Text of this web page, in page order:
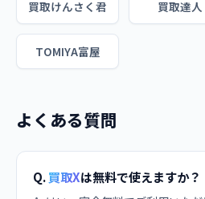
買取けんさく君 買取達人
TOMIYA富屋
よくある質問
Q.買取Xは無料で使えますか？